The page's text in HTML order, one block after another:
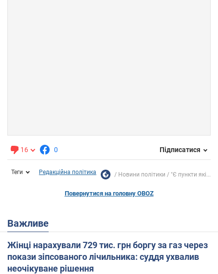
16 0 Підписатися
Теги Редакційна політика Новини політики "Є пункти які...
Повернутися на головну OBOZ
Важливе
Жінці нарахували 729 тис. грн боргу за газ через
покази зіпсованого лічильника: суддя ухвалив
неочікуване рішення